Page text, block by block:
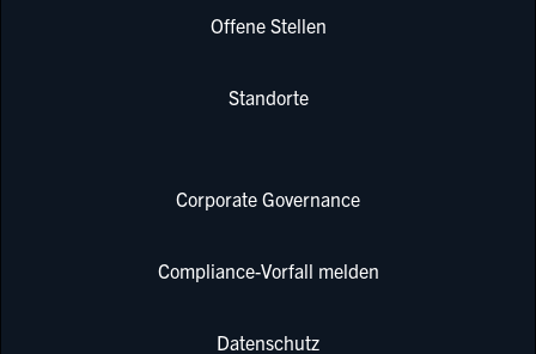
Offene Stellen
Standorte
Corporate Governance
Compliance-Vorfall melden
Datenschutz